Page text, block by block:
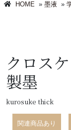
HOME » 墨液 »
クロス
製墨
kurosuke thick
関連商品あり